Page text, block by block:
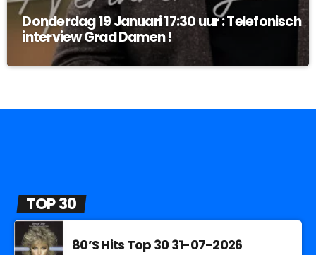
Donderdag 19 Januari 17:30 uur : Telefonisch
interview Grad Damen !
TOP 30
80’S Hits Top 30 31-07-2026